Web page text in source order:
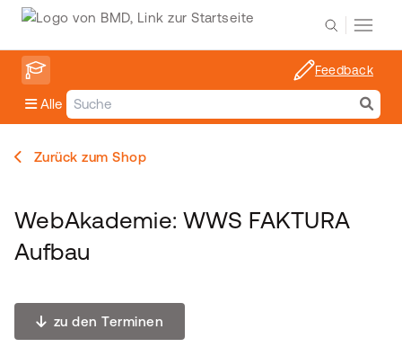
Alle
Feedback
Zurück zum Shop
WebAkademie: WWS FAKTURA
Aufbau
zu den Terminen